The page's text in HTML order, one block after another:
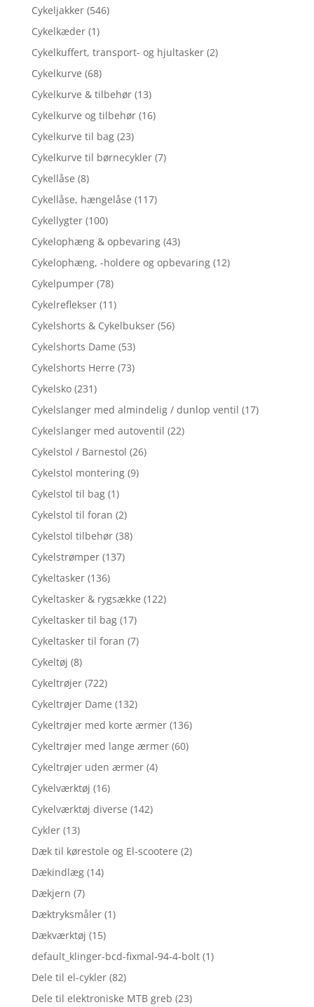
Cykeljakker (546)
Cykelkæder (1)
Cykelkuffert, transport- og hjultasker (2)
Cykelkurve (68)
Cykelkurve & tilbehør (13)
Cykelkurve og tilbehør (16)
Cykelkurve til bag (23)
Cykelkurve til børnecykler (7)
Cykellåse (8)
Cykellåse, hængelåse (117)
Cykellygter (100)
Cykelophæng & opbevaring (43)
Cykelophæng, -holdere og opbevaring (12)
Cykelpumper (78)
Cykelreflekser (11)
Cykelshorts & Cykelbukser (56)
Cykelshorts Dame (53)
Cykelshorts Herre (73)
Cykelsko (231)
Cykelslanger med almindelig / dunlop ventil (17)
Cykelslanger med autoventil (22)
Cykelstol / Barnestol (26)
Cykelstol montering (9)
Cykelstol til bag (1)
Cykelstol til foran (2)
Cykelstol tilbehør (38)
Cykelstrømper (137)
Cykeltasker (136)
Cykeltasker & rygsække (122)
Cykeltasker til bag (17)
Cykeltasker til foran (7)
Cykeltøj (8)
Cykeltrøjer (722)
Cykeltrøjer Dame (132)
Cykeltrøjer med korte ærmer (136)
Cykeltrøjer med lange ærmer (60)
Cykeltrøjer uden ærmer (4)
Cykelværktøj (16)
Cykelværktøj diverse (142)
Cykler (13)
Dæk til kørestole og El-scootere (2)
Dækindlæg (14)
Dækjern (7)
Dæktryksmåler (1)
Dækværktøj (15)
default_klinger-bcd-fixmal-94-4-bolt (1)
Dele til el-cykler (82)
Dele til elektroniske MTB greb (23)